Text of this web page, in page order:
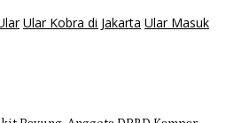
Ular Kobra di Jakarta Ular Masuk